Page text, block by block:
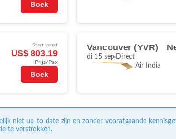
Boek
Start vanaf
US$ 803.19
Prijs/Pax
Boek
Vancouver (YVR)
di 15 sep Direct
Air India
niet up-to-date zijn en zonder voorafgaande
te verstrekken.